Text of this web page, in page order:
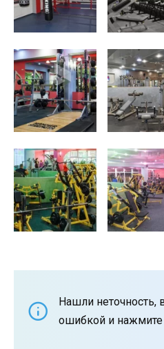
Нашли неточность,
ошибкой и нажмите